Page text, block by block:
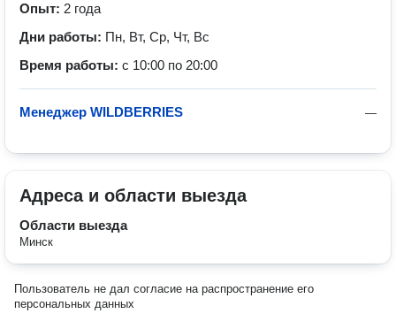
Опыт: 2 года
Дни работы: Пн, Вт, Ср, Чт, Вс
Время работы: с 10:00 по 20:00
—
Менеджер WILDBERRIES
Адреса и области выезда
Области выезда
Минск
Пользователь не дал согласие на распространение его
персональных данных